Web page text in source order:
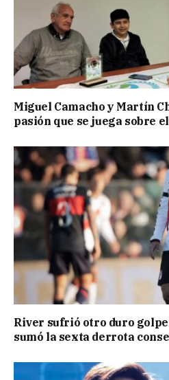
Miguel Camacho y Martín
pasión que se juega sobre
River sufrió otro duro
sumó la sexta derrota